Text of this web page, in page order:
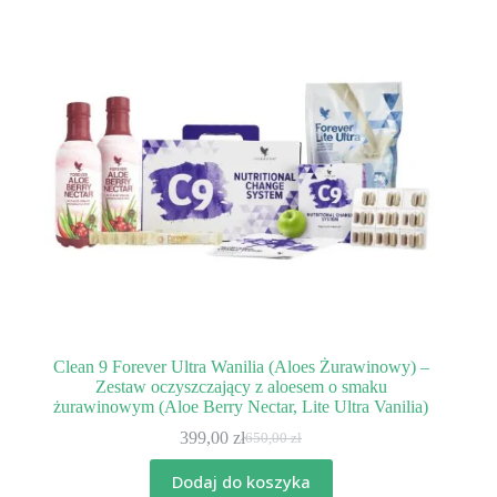
Clean 9 Forever Ultra Wanilia (Aloes Żurawinowy) –
Zestaw oczyszczający z aloesem o smaku
żurawinowym (Aloe Berry Nectar, Lite Ultra Vanilia)
650,00zł
Pierwotna
wynosiła:
399,00złAktualna
wynosi:
Dodaj do koszyka